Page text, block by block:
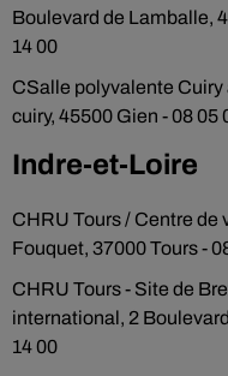
Boulevard de Lamballe,
14 00
CSalle polyvalente Cuiry
cuiry, 45500 Gien - 08 05
Indre-et-Loire
CHRU Tours / Centre de
Fouquet, 37000 Tours -
CHRU Tours - Site de
international, 2
14 00